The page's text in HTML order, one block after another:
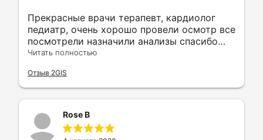
Прекрасные врачи терапевт, кардиолог
педиатр, очень хорошо провели осмотр все
посмотрели назначили анализы спасибо
огромное всем советую!
Читать полностью
Отзыв 2GIS
Rose B